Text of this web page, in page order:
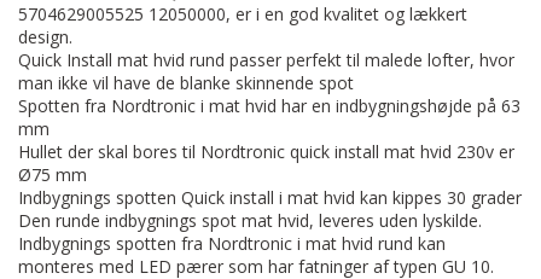
5704629005525 12050000, er i en god kvalitet og lækkert
design.
Quick Install mat hvid rund passer perfekt til malede lofter, hvor
man ikke vil have de blanke skinnende spot
Spotten fra Nordtronic i mat hvid har en indbygningshøjde på 63
mm
Hullet der skal bores til Nordtronic quick install mat hvid 230v er
Ø75 mm
Indbygnings spotten Quick install i mat hvid kan kippes 30 grader
Den runde indbygnings spot mat hvid, leveres uden lyskilde.
Indbygnings spotten fra Nordtronic i mat hvid rund kan
monteres med LED pærer som har fatninger af typen GU 10.